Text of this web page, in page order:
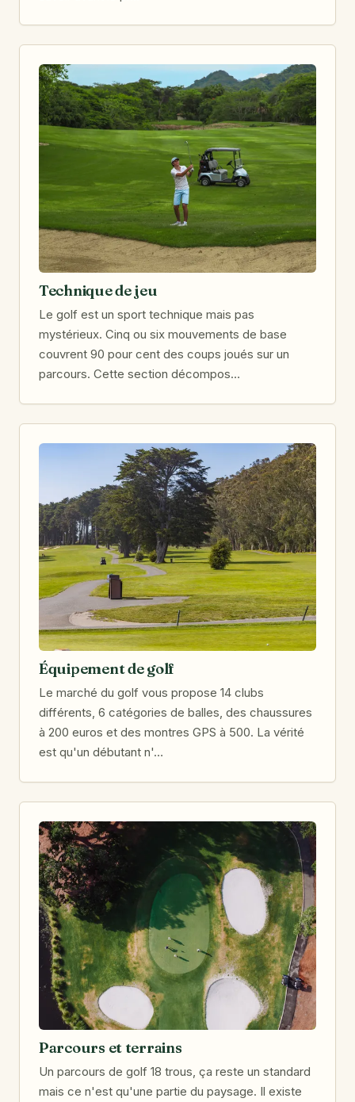
Technique de jeu
Le golf est un sport technique mais pas
mystérieux. Cinq ou six mouvements de base
couvrent 90 pour cent des coups joués sur un
parcours. Cette section décompos…
Équipement de golf
Le marché du golf vous propose 14 clubs
différents, 6 catégories de balles, des chaussures
à 200 euros et des montres GPS à 500. La vérité
est qu'un débutant n'…
Parcours et terrains
Un parcours de golf 18 trous, ça reste un standard
mais ce n'est qu'une partie du paysage. Il existe